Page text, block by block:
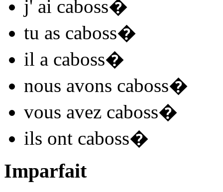
j' ai caboss�
tu as caboss�
il a caboss�
nous avons caboss�
vous avez caboss�
ils ont caboss�
Imparfait